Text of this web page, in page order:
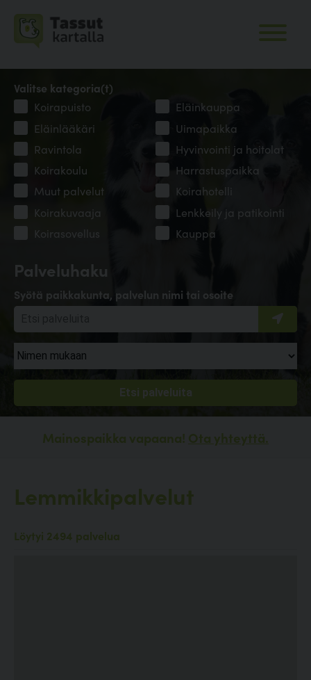
Palveluhaku
Syötä paikkakunta, palvelun nimi tai osoite
Valitse kategoria(t)
Koirapuisto
Eläinkauppa
Eläinlääkäri
Uimapaikka
Ravintola
Hyvinvointi ja hoitolat
Koirakoulu
Harrastuspaikka
Muut palvelut
Koirahotelli
Koirakuvaaja
Lenkkeily ja patikointi
Koirasovellus
Kauppa
Mainospaikka vapaana! Ota yhteyttä.
Lemmikkipalvelut
Löytyi 2494 palvelua